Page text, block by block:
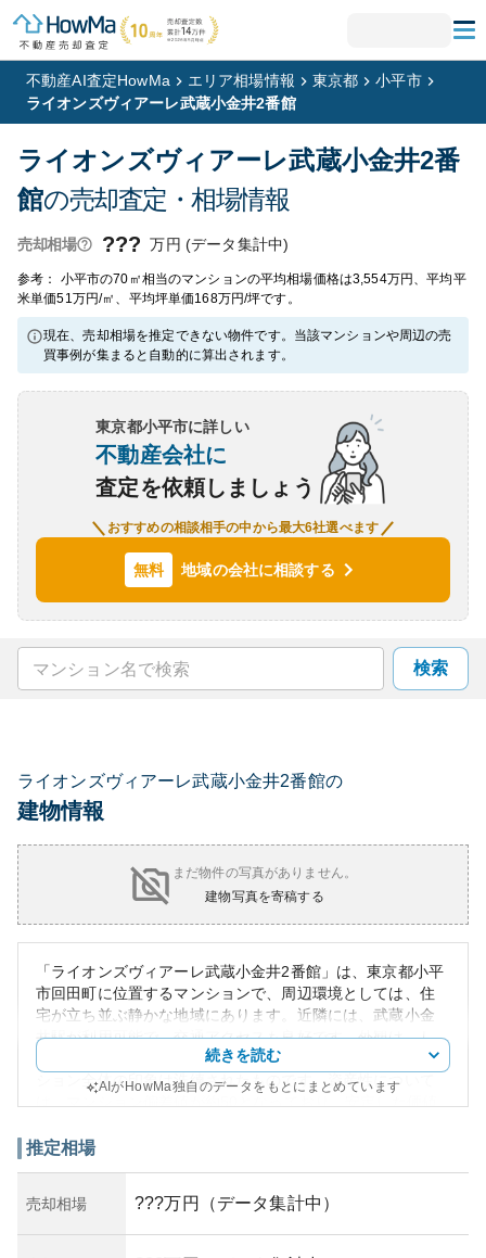
不動産AI査定HowMa エリア相場情報 東京都
小平市
ライオンズヴィアーレ武蔵小金井2番館
ライオンズヴィアーレ武蔵小金井2番
館の売却査定・相場情報
売却相場 ??? 万円 (データ集計中)
参考： 小平市の70㎡相当のマンションの平均相場価格は3,554万円、平均平
米単価51万円/㎡、平均坪単価168万円/坪です。
現在、売却相場を推定できない物件です。当該マンションや周辺の売
買事例が集まると自動的に算出されます。
東京都小平市に詳しい
不動産会社に
査定を依頼しましょう
おすすめの相談相手の中から最大6社選べます
無料 地域の会社に相談する
検索
ライオンズヴィアーレ武蔵小金井2番館の
建物情報
まだ物件の写真がありません。
建物写真を寄稿する
「ライオンズヴィアーレ武蔵小金井2番館」は、東京都小平
市回田町に位置するマンションで、周辺環境としては、住
宅が立ち並ぶ静かな地域にあります。近隣には、武蔵小金
井駅が利用可能で、交通アクセスも良好です。外観は、し
っかりとした造りで、上品なデザインとなっており、マン
ション全体の印象は洗練されたものです。資産性について
とリーズナブルで、子育て世代に人気のある3LDKタイプが
から大きなリスクは見当たりませんが、築年数や管理状態
を考慮する必要があります。築年に関して具体的なデータ
はアクセスできませんでしたが、日本の一般的なマンショ
続きを読む
AIがHowMa独自のデータをもとにまとめています
推定相場
売却相場 ???万円（データ集計中）